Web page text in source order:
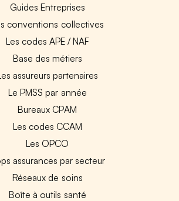
Guides Entreprises
conventions collectives
Les codes APE / NAF
Base des métiers
assureurs partenaires
Le PMSS par année
Bureaux CPAM
Les codes CCAM
Les OPCO
assurances par secteur
Réseaux de soins
Boîte à outils santé